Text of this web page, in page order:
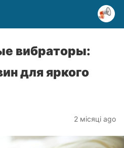
вибраторы:
для яркого
2 місяці ago